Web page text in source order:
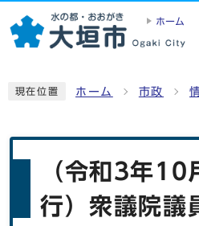
ホーム
現在位置 ホーム 市政
（令和3年10
行）衆議院議